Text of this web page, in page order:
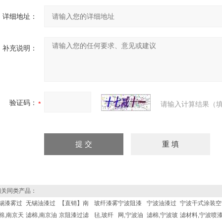
详细地址：
补充说明：
验证码： 请输入计算结果（
同类产品：
漆雾过
,南京天
无锡油漆过
滤棉,南京油
【直销】南
京阻漆过滤
玻纤漆雾
毡,玻纤
宁波阻漆
网,宁波油
宁波油漆过
滤棉,宁波玻
宁波干式涂装
滤材料,宁波喷